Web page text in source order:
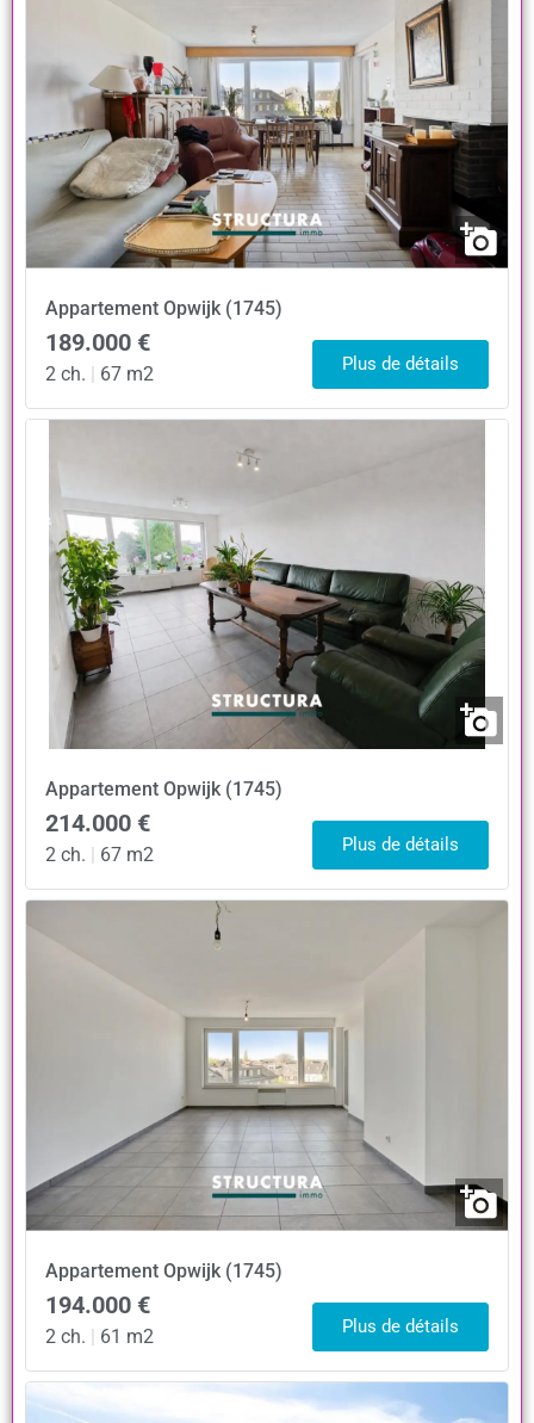
Appartement Opwijk (1745)
189.000 €
2 ch. | 67 m2 Plus de détails
Appartement Opwijk (1745)
214.000 €
2 ch. 67 m2 Plus de détails
Appartement Opwijk (1745)
194.000 €
2 ch. | 61 m2 Plus de détails